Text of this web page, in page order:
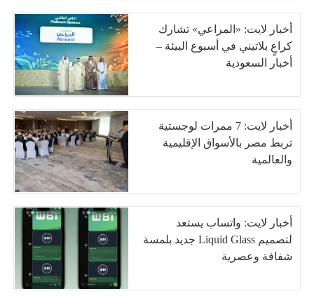
أخبار لايت: «المراعي» تشارك
كراعٍ بلاتيني في أسبوع البيئة –
أخبار السعودية
أخبار لايت: 7 ممرات لوجستية
تربط مصر بالأسواق الإقليمية
والعالمية
أخبار لايت: واتساب يستعد
لتصميم Liquid Glass جديد بلمسة
شفافة وعصرية